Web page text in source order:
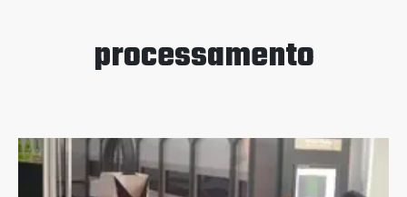
processamento